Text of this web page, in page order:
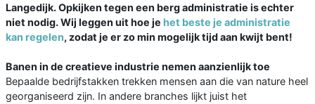
Langedijk. Opkijken tegen een berg administratie is echter
niet nodig. Wij leggen uit hoe je het beste je administratie
kan regelen, zodat je er zo min mogelijk tijd aan kwijt bent!
Banen in de creatieve industrie nemen aanzienlijk toe
Bepaalde bedrijfstakken trekken mensen aan die van nature heel
georganiseerd zijn. In andere branches lijkt juist het